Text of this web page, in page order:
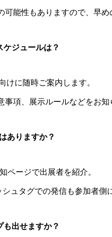
可能性もありますので、早め
ケジュールは？
けに随時ご案内します。
項、展示ルールなどをお知
ありますか？
ページで出展者を紹介。
シュタグでの発信も参加者側
も出せますか？